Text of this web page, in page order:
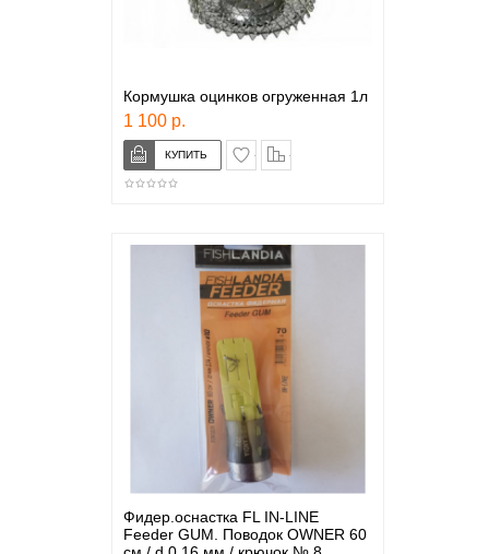
Кормушка оцинков огруженная 1л
1 100 р.
в закладки
Фидер.оснастка FL IN-LINE
Feeder GUM. Поводок OWNER 60